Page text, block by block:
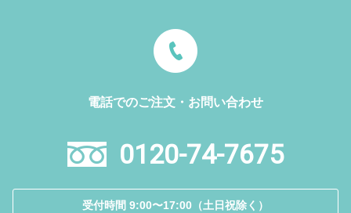
電話でのご注文・お問い合わせ
0120-74-7675
受付時間 9:00〜17:00（土日祝除く）